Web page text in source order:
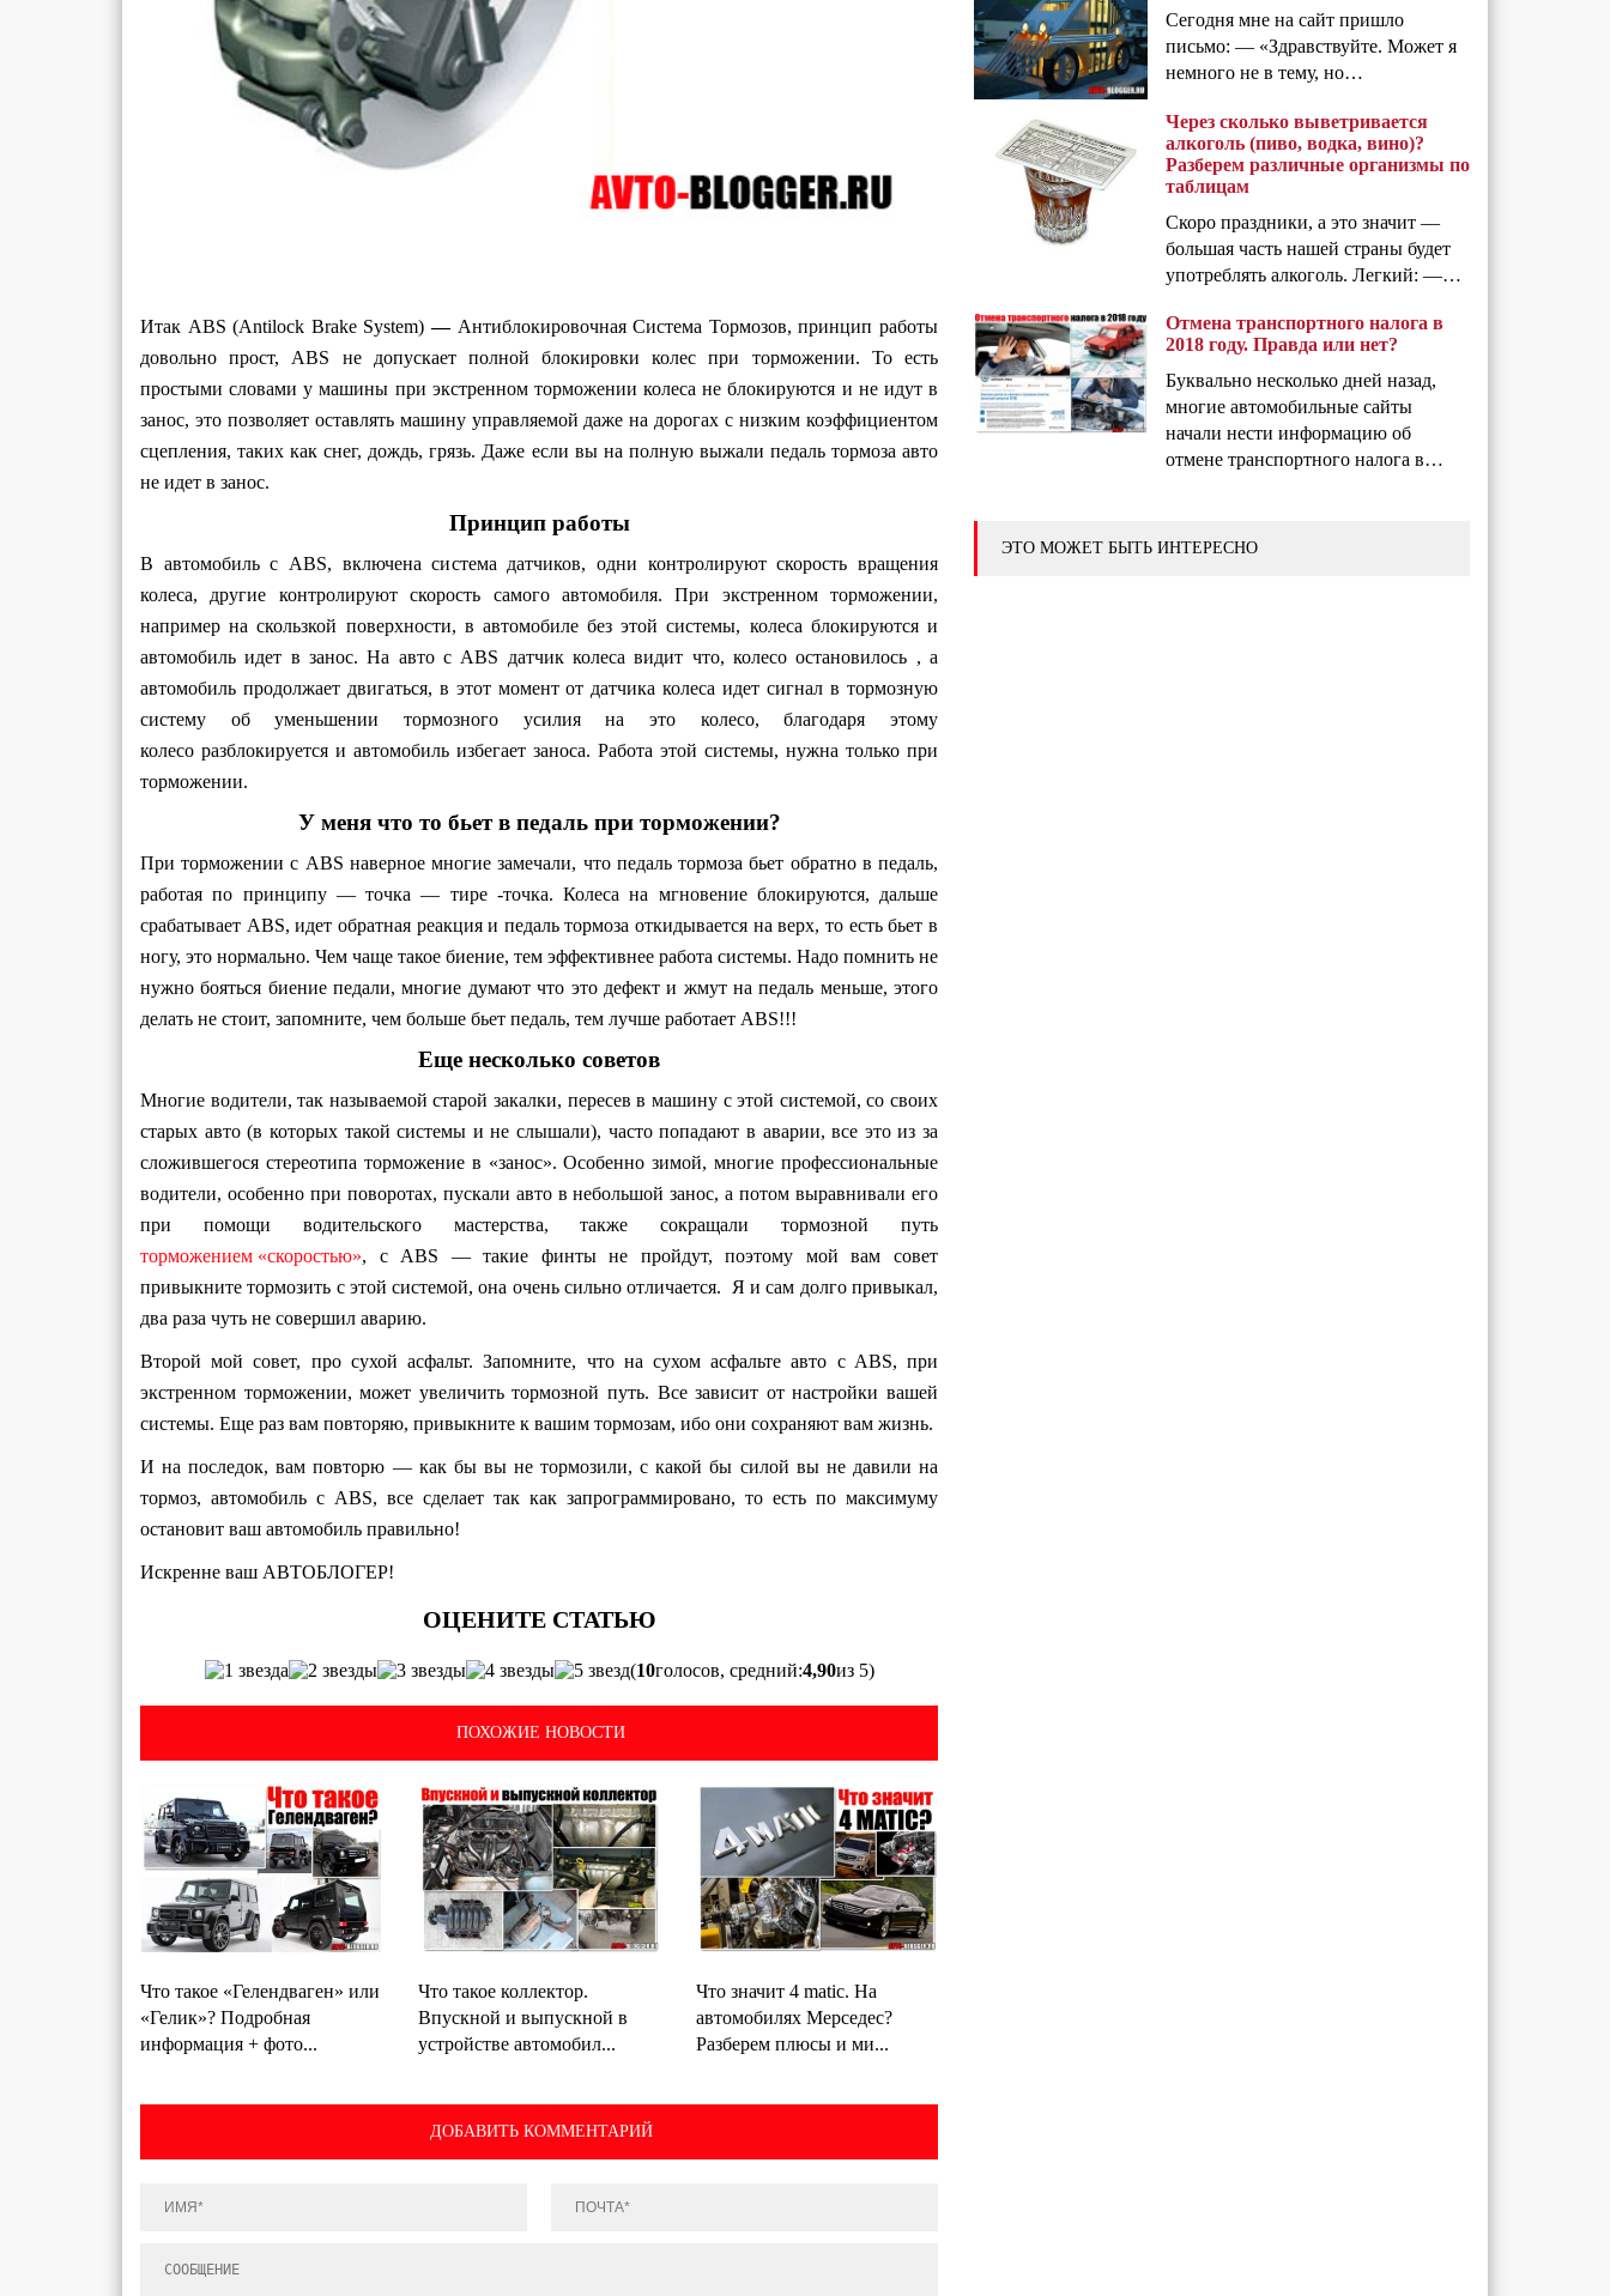
Итак ABS (Antilock Brake System) — Антиблокировочная Система Тормозов, принцип работы
довольно прост, ABS не допускает полной блокировки колес при торможении. То есть
простыми словами у машины при экстренном торможении колеса не блокируются и не идут в
занос, это позволяет оставлять машину управляемой даже на дорогах с низким коэффициентом
сцепления, таких как снег, дождь, грязь. Даже если вы на полную выжали педаль тормоза авто
не идет в занос.
Принцип работы
В автомобиль с ABS, включена система датчиков, одни контролируют скорость вращения
колеса, другие контролируют скорость самого автомобиля. При экстренном торможении,
например на скользкой поверхности, в автомобиле без этой системы, колеса блокируются и
автомобиль идет в занос. На авто с ABS датчик колеса видит что, колесо остановилось , а
автомобиль продолжает двигаться, в этот момент от датчика колеса идет сигнал в тормозную
систему об уменьшении тормозного усилия на это колесо, благодаря этому
колесо разблокируется и автомобиль избегает заноса. Работа этой системы, нужна только при
торможении.
У меня что то бьет в педаль при торможении?
При торможении с ABS наверное многие замечали, что педаль тормоза бьет обратно в педаль,
работая по принципу — точка — тире -точка. Колеса на мгновение блокируются, дальше
срабатывает ABS, идет обратная реакция и педаль тормоза откидывается на верх, то есть бьет в
ногу, это нормально. Чем чаще такое биение, тем эффективнее работа системы. Надо помнить не
нужно бояться биение педали, многие думают что это дефект и жмут на педаль меньше, этого
делать не стоит, запомните, чем больше бьет педаль, тем лучше работает ABS!!!
Еще несколько советов
Многие водители, так называемой старой закалки, пересев в машину с этой системой, со своих
старых авто (в которых такой системы и не слышали), часто попадают в аварии, все это из за
сложившегося стереотипа торможение в «занос». Особенно зимой, многие профессиональные
водители, особенно при поворотах, пускали авто в небольшой занос, а потом выравнивали его
при помощи водительского мастерства, также сокращали тормозной путь
торможением «скоростью», с ABS — такие финты не пройдут, поэтому мой вам совет
привыкните тормозить с этой системой, она очень сильно отличается. Я и сам долго привыкал,
два раза чуть не совершил аварию.
Второй мой совет, про сухой асфальт. Запомните, что на сухом асфальте авто c ABS, при
экстренном торможении, может увеличить тормозной путь. Все зависит от настройки вашей
системы. Еще раз вам повторяю, привыкните к вашим тормозам, ибо они сохраняют вам жизнь.
И на последок, вам повторю — как бы вы не тормозили, с какой бы силой вы не давили на
тормоз, автомобиль с ABS, все сделает так как запрограммировано, то есть по максимуму
остановит ваш автомобиль правильно!
Искренне ваш АВТОБЛОГЕР!
(10голосов, средний:4,90из 5)
ПОХОЖИЕ НОВОСТИ
Что такое «Гелендваген» или
«Гелик»? Подробная
информация + фото...
Что такое коллектор.
Впускной и выпускной в
устройстве автомобил...
Что значит 4 matic. На
автомобилях Мерседес?
Разберем плюсы и ми...
ДОБАВИТЬ КОММЕНТАРИЙ
Сегодня мне на сайт пришло
письмо: — «Здравствуйте. Может я
немного не в тему, но…
Через сколько выветривается
алкоголь (пиво, водка, вино)?
Разберем различные организмы по
таблицам
Скоро праздники, а это значит —
большая часть нашей страны будет
употреблять алкоголь. Легкий: —…
Отмена транспортного налога в
2018 году. Правда или нет?
Буквально несколько дней назад,
многие автомобильные сайты
начали нести информацию об
отмене транспортного налога в…
ЭТО МОЖЕТ БЫТЬ ИНТЕРЕСНО